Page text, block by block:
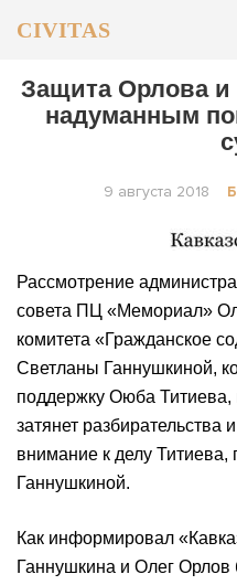
CIVITAS
ОБЩЕСТВО
Защита Орлова и
надуманным
9 августа 2018
Рассмотрение
совета ПЦ «Мемориал»
комитета «Гражданское
Светланы Ганнушкиной,
поддержку Оюба
затянет разбирательства
внимание к делу Титиева,
Ганнушкиной.
Как информировал
Ганнушкина и Олег